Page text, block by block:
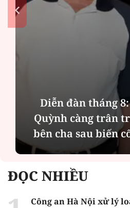
Diễn đàn tháng
Quỳnh càng trân
bên cha sau biến
ĐỌC NHIỀU
Công an Hà Nội xử lý